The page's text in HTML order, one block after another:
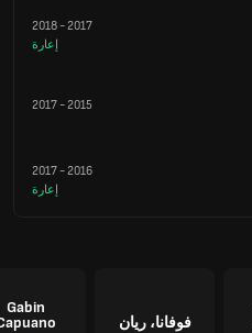
2017
-
2018
إعارة
2015
-
2017
2016
-
2017
إعارة
فوفانا، ريان
Gabin